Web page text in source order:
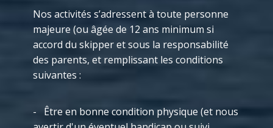
Nos activités s’adressent à toute personne
majeure (ou âgée de 12 ans minimum si
accord du skipper et sous la responsabilité
des parents, et remplissant les conditions
suivantes :
- ​Être en bonne condition physique (et nous